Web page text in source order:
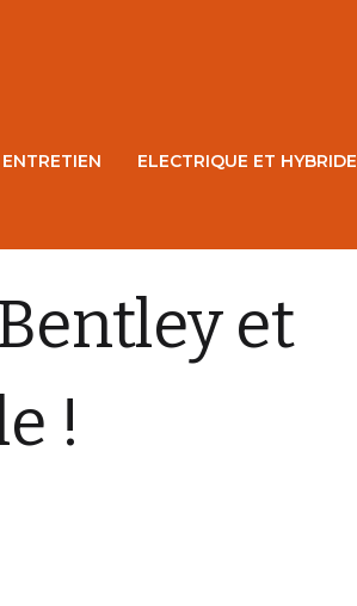
ELECTRIQUE ET HYBRIDE
et
!